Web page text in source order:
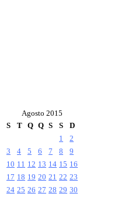
Agosto 2015
S
T Q Q S S
D
1
2
3
4 5 6 7 8
9
10 11 12 13 14 15 16
17 18 19 20 21 22 23
24 25 26 27 28 29 30